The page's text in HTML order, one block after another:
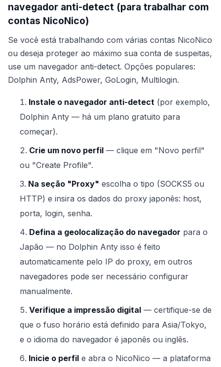
navegador anti-detect (para trabalhar com
contas NicoNico)
Se você está trabalhando com várias contas NicoNico
ou deseja proteger ao máximo sua conta de suspeitas,
use um navegador anti-detect. Opções populares:
Dolphin Anty, AdsPower, GoLogin, Multilogin.
Instale o navegador anti-detect (por exemplo,
Dolphin Anty — há um plano gratuito para
começar).
Crie um novo perfil — clique em "Novo perfil"
ou "Create Profile".
Na seção "Proxy" escolha o tipo (SOCKS5 ou
HTTP) e insira os dados do proxy japonês: host,
porta, login, senha.
Defina a geolocalização do navegador para o
Japão — no Dolphin Anty isso é feito
automaticamente pelo IP do proxy, em outros
navegadores pode ser necessário configurar
manualmente.
Verifique a impressão digital — certifique-se de
que o fuso horário está definido para Asia/Tokyo,
e o idioma do navegador é japonês ou inglês.
Inicie o perfil e abra o NicoNico — a plataforma